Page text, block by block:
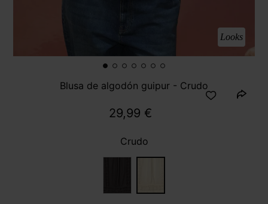
Looks
Blusa de algodón guipur - Crudo
29,99 €
Crudo